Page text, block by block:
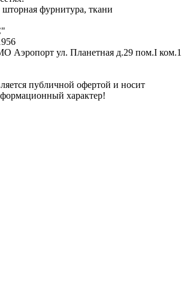
фурнитура, ткани
Аэропорт ул. Планетная д.29 пом.I ком.1
публичной офертой и носит
характер!